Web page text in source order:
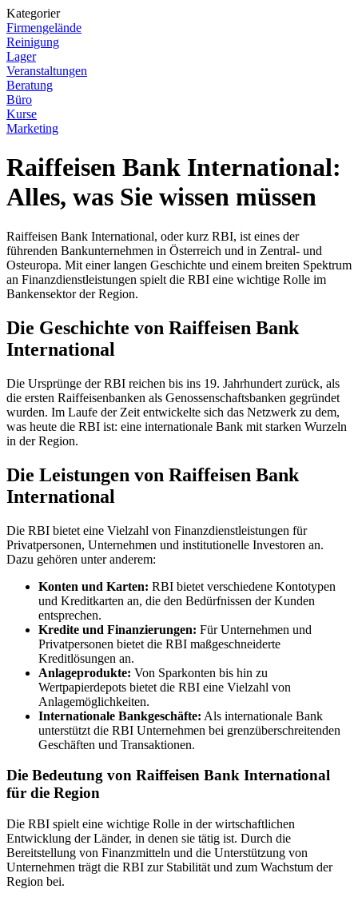
Kategorier
Firmengelände
Reinigung
Lager
Veranstaltungen
Beratung
Büro
Kurse
Marketing
Raiffeisen Bank International:
Alles, was Sie wissen müssen
Raiffeisen Bank International, oder kurz RBI, ist eines der
führenden Bankunternehmen in Österreich und in Zentral- und
Osteuropa. Mit einer langen Geschichte und einem breiten Spektrum
an Finanzdienstleistungen spielt die RBI eine wichtige Rolle im
Bankensektor der Region.
Die Geschichte von Raiffeisen Bank
International
Die Ursprünge der RBI reichen bis ins 19. Jahrhundert zurück, als
die ersten Raiffeisenbanken als Genossenschaftsbanken gegründet
wurden. Im Laufe der Zeit entwickelte sich das Netzwerk zu dem,
was heute die RBI ist: eine internationale Bank mit starken Wurzeln
in der Region.
Die Leistungen von Raiffeisen Bank
International
Die RBI bietet eine Vielzahl von Finanzdienstleistungen für
Privatpersonen, Unternehmen und institutionelle Investoren an.
Dazu gehören unter anderem:
Konten und Karten: RBI bietet verschiedene Kontotypen
und Kreditkarten an, die den Bedürfnissen der Kunden
entsprechen.
Kredite und Finanzierungen: Für Unternehmen und
Privatpersonen bietet die RBI maßgeschneiderte
Kreditlösungen an.
Anlageprodukte: Von Sparkonten bis hin zu
Wertpapierdepots bietet die RBI eine Vielzahl von
Anlagemöglichkeiten.
Internationale Bankgeschäfte: Als internationale Bank
unterstützt die RBI Unternehmen bei grenzüberschreitenden
Geschäften und Transaktionen.
Die Bedeutung von Raiffeisen Bank International
für die Region
Die RBI spielt eine wichtige Rolle in der wirtschaftlichen
Entwicklung der Länder, in denen sie tätig ist. Durch die
Bereitstellung von Finanzmitteln und die Unterstützung von
Unternehmen trägt die RBI zur Stabilität und zum Wachstum der
Region bei.